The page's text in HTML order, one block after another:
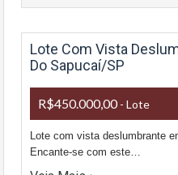
Lote Com Vista
Do Sapucaí/SP
R$450.000,00- Lote
Lote com vista deslumbrante
Encante-se com este…